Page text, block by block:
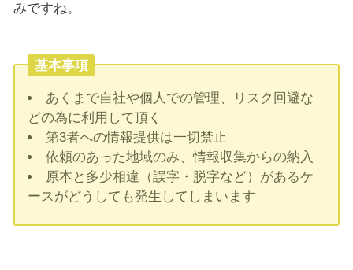
みですね。
基本事項
あくまで自社や個人での管理、リスク回避な
どの為に利用して頂く
第3者への情報提供は一切禁止
依頼のあった地域のみ、情報収集からの納入
原本と多少相違（誤字・脱字など）があるケ
ースがどうしても発生してしまいます